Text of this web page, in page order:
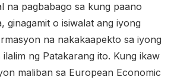
na pagbabago sa kung paano
ginagamit o isiwalat ang iyong
na nakakaapekto sa iyong
ng Patakarang ito. Kung ikaw
maliban sa European Economic